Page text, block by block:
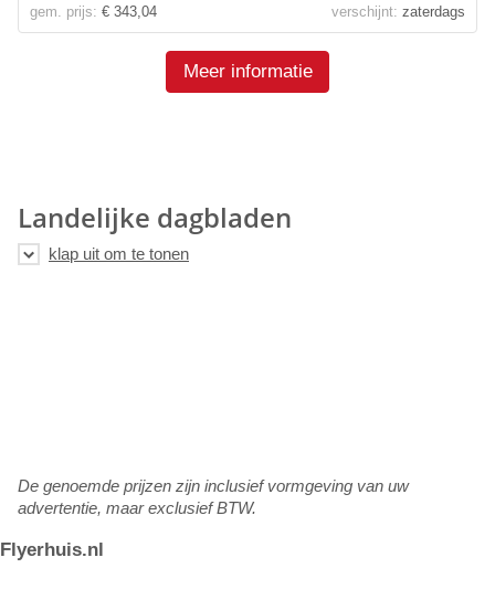
Flyerhuis.nl
gem. prijs: € 343,04 verschijnt: zaterdags
Meer informatie
Landelijke dagbladen
De genoemde prijzen zijn inclusief vormgeving van uw
advertentie, maar exclusief BTW.